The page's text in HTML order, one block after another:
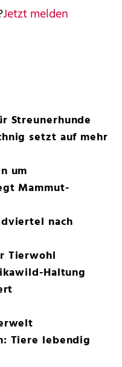
Jetzt melden
Streunerhunde
setzt auf mehr
um
Mammut-
nach
Tierwohl
Haltung
Tiere lebendig